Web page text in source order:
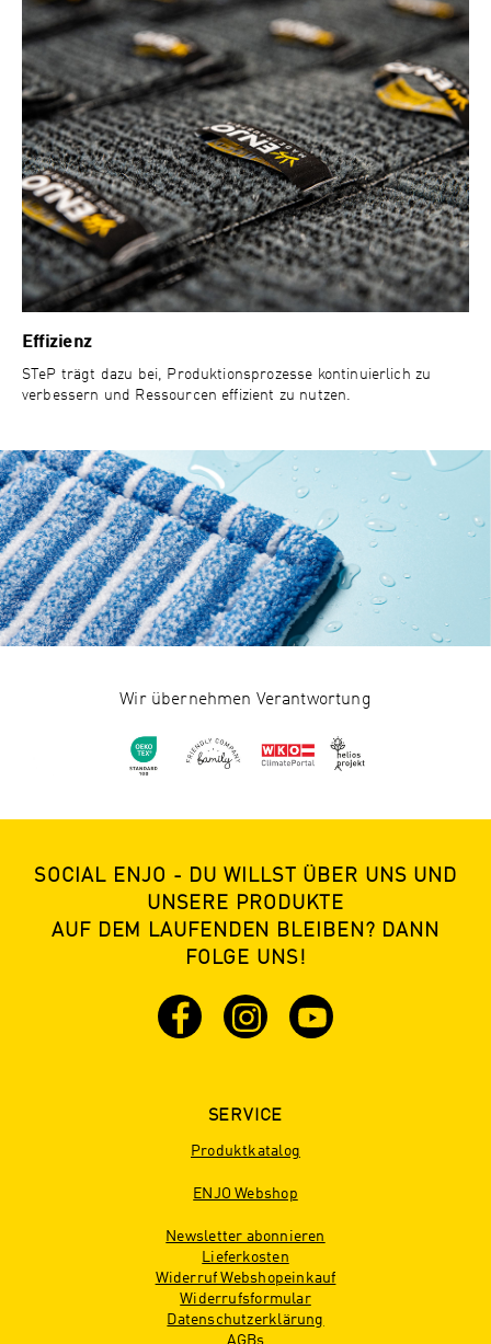
Effizienz
STeP trägt dazu bei, Produktionsprozesse kontinuierlich zu
verbessern und Ressourcen effizient zu nutzen.
Wir übernehmen Verantwortung
SOCIAL ENJO - DU WILLST ÜBER UNS UND
UNSERE PRODUKTE
AUF DEM LAUFENDEN BLEIBEN? DANN
FOLGE UNS!
SERVICE
Produktkatalog
ENJO Webshop
Newsletter abonnieren
Lieferkosten
Widerruf Webshopeinkauf
Widerrufsformular
Datenschutzerklärung
AGBs